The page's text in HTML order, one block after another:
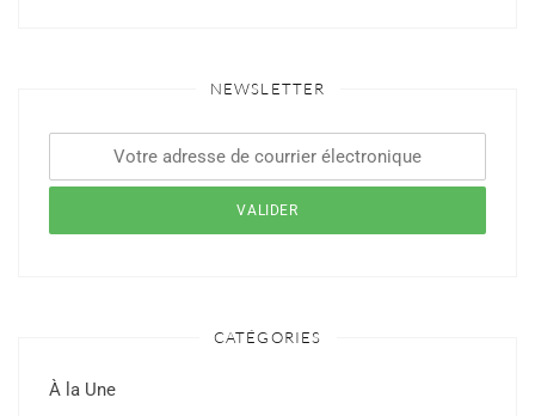
NEWSLETTER
CATÉGORIES
À la Une